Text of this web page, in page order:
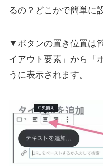
るの？どこかで簡単に
▼ボタンの置き位置は
イアウト要素」から「
うに表示されます。